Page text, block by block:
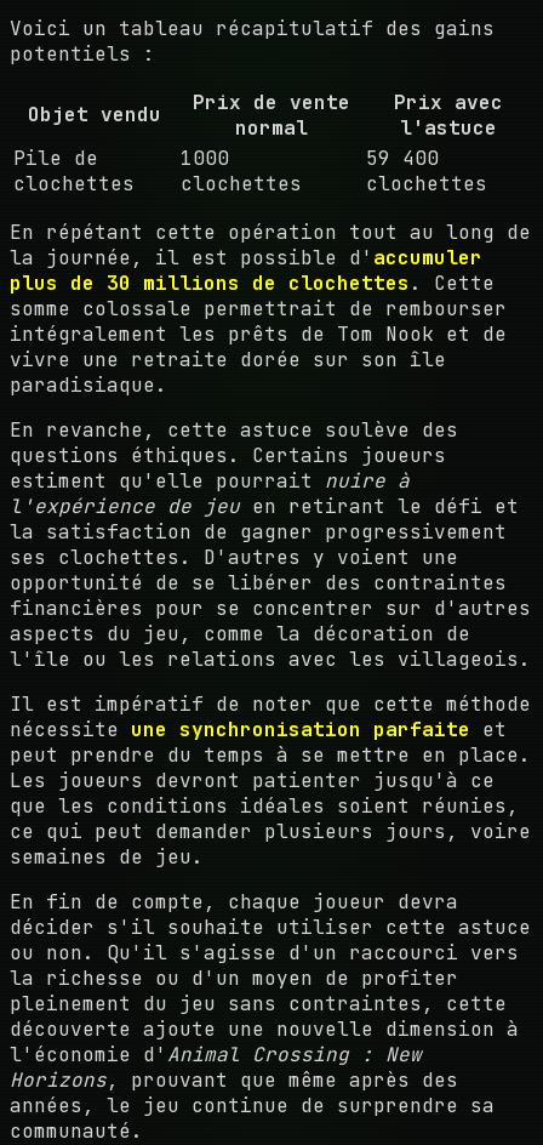
Voici un tableau récapitulatif des gains
potentiels :
Objet vendu
Prix de vente
normal
Prix avec
l'astuce
Pile de
clochettes
1000
clochettes
59 400
clochettes
En répétant cette opération tout au long de
la journée, il est possible d' accumuler
plus de 30 millions de clochettes . Cette
somme colossale permettrait de rembourser
intégralement les prêts de Tom Nook et de
vivre une retraite dorée sur son île
paradisiaque.
En revanche, cette astuce soulève des
questions éthiques. Certains joueurs
estiment qu'elle pourrait nuire à
l'expérience de jeuen retirant le défi et
la satisfaction de gagner progressivement
ses clochettes. D'autres y voient une
opportunité de se libérer des contraintes
financières pour se concentrer sur d'autres
aspects du jeu, comme la décoration de
l'île ou les relations avec les villageois.
Il est impératif de noter que cette méthode
nécessite une synchronisation parfaite et
peut prendre du temps à se mettre en place.
Les joueurs devront patienter jusqu'à ce
que les conditions idéales soient réunies,
ce qui peut demander plusieurs jours, voire
semaines de jeu.
En fin de compte, chaque joueur devra
décider s'il souhaite utiliser cette astuce
ou non. Qu'il s'agisse d'un raccourci vers
la richesse ou d'un moyen de profiter
pleinement du jeu sans contraintes, cette
découverte ajoute une nouvelle dimension à
l'économie d' Animal Crossing : New
Horizons, prouvant que même après des
années, le jeu continue de surprendre sa
communauté.